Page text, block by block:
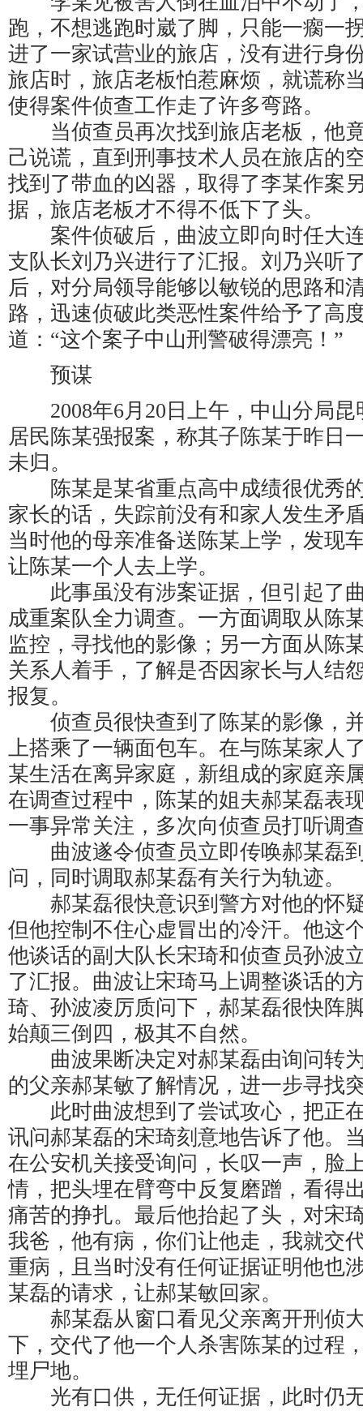
跑，不想逃跑时崴了脚，只能一瘸一
进了一家试营业的旅店，没有进行身
旅店时，旅店老板怕惹麻烦，就谎称
使得案件侦查工作走了许多弯路。
当侦查员再次找到旅店老板，他
己说谎，直到刑事技术人员在旅店的
找到了带血的凶器，取得了李某作案
据，旅店老板才不得不低下了头。
案件侦破后，曲波立即向时任大
支队长刘乃兴进行了汇报。刘乃兴听
后，对分局领导能够以敏锐的思路和
路，迅速侦破此类恶性案件给予了高
道：“这个案子中山刑警破得漂亮！”
预谋
2008年6月20日上午，中山分局昆
居民陈某强报案，称其子陈某于昨日
未归。
陈某是某省重点高中成绩很优秀
家长的话，失踪前没有和家人发生矛
当时他的母亲准备送陈某上学，发现
让陈某一个人去上学。
此事虽没有涉案证据，但引起了
成重案队全力调查。一方面调取从陈
监控，寻找他的影像；另一方面从陈
关系人着手，了解是否因家长与人结
报复。
侦查员很快查到了陈某的影像，
上搭乘了一辆面包车。在与陈某家人
某生活在离异家庭，新组成的家庭亲
在调查过程中，陈某的姐夫郝某磊表
一事异常关注，多次向侦查员打听调
曲波遂令侦查员立即传唤郝某磊
问，同时调取郝某磊有关行为轨迹。
郝某磊很快意识到警方对他的怀
但他控制不住心虚冒出的冷汗。他这
他谈话的副大队长宋琦和侦查员孙波
了汇报。曲波让宋琦马上调整谈话的
琦、孙波凌厉质问下，郝某磊很快阵
始颠三倒四，极其不自然。
曲波果断决定对郝某磊由询问转
的父亲郝某敏了解情况，进一步寻找
此时曲波想到了尝试攻心，把正
讯问郝某磊的宋琦刻意地告诉了他。
在公安机关接受询问，长叹一声，脸
情，把头埋在臂弯中反复磨蹭，看得
痛苦的挣扎。最后他抬起了头，对宋
我爸，他有病，你们让他走，我就交
重病，且当时没有任何证据证明他也
某磊的请求，让郝某敏回家。
郝某磊从窗口看见父亲离开刑侦
下，交代了他一个人杀害陈某的过程
埋尸地。
光有口供，无任何证据，此时仍